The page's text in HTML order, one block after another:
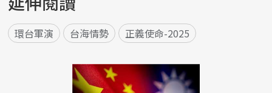
環台軍演 台海情勢 正義使命-2025